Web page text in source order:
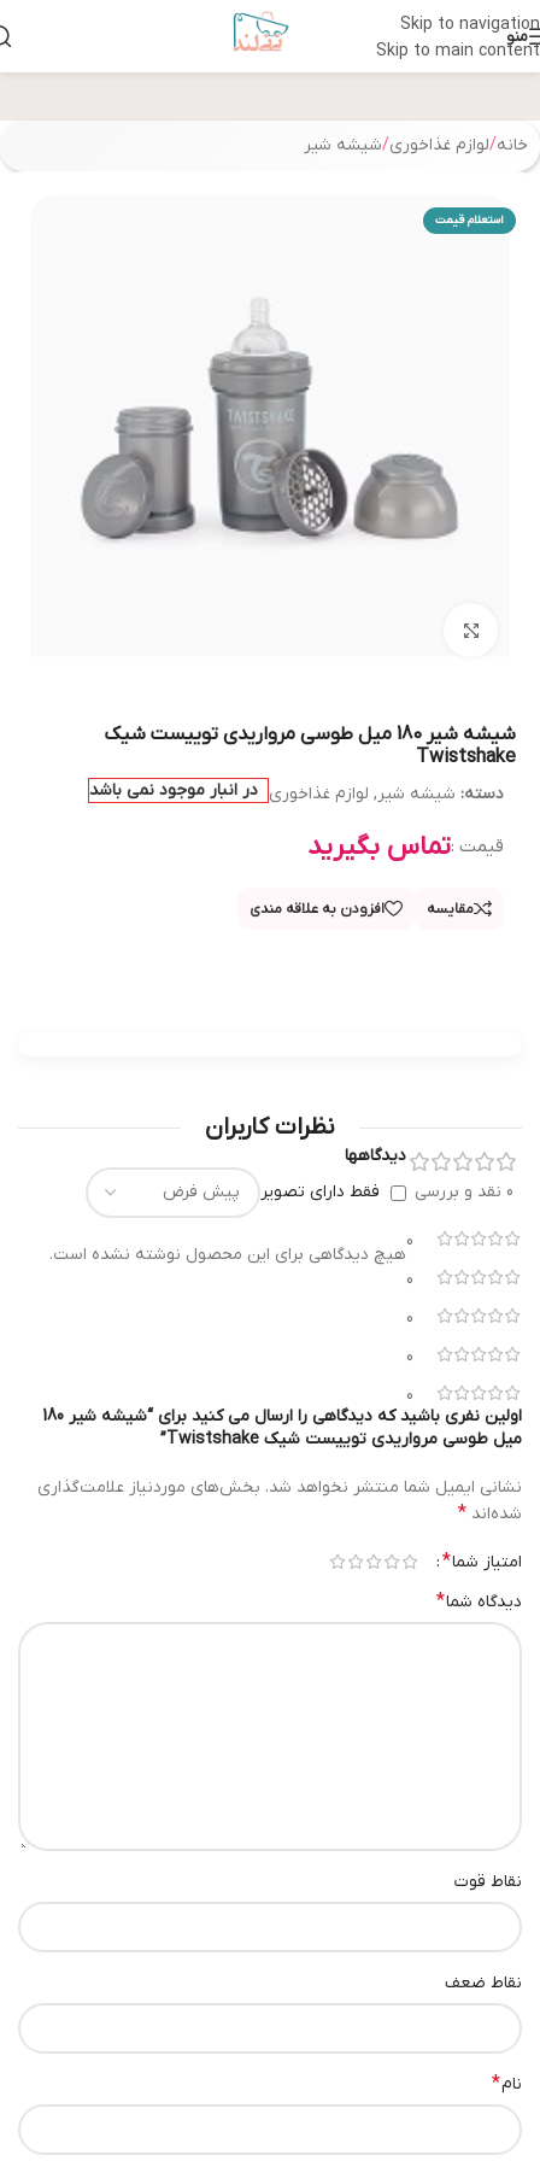
Skip to navigation
Skip to main content
منو
خانه/لوازم غذاخوری/شیشه شیر
استعلام قیمت
شیشه شیر 180 میل طوسی مرواریدی توییست شیک
Twistshake
دسته: شیشه شیر, لوازم غذاخوری در انبار موجود نمی باشد
قیمت :تماس بگیرید
مقایسه افزودن به علاقه مندی
نظرات کاربران
0 نقد و بررسی
0
0
0
0
0
دیدگاهها
فقط دارای تصویر
هیچ دیدگاهی برای این محصول نوشته نشده است.
اولین نفری باشید که دیدگاهی را ارسال می کنید برای “شیشه شیر 180
میل طوسی مرواریدی توییست شیک Twistshake”
نشانی ایمیل شما منتشر نخواهد شد. بخش‌های موردنیاز علامت‌گذاری
شده‌اند *
امتیاز شما*
دیدگاه شما*
نقاط قوت
نقاط ضعف
نام*